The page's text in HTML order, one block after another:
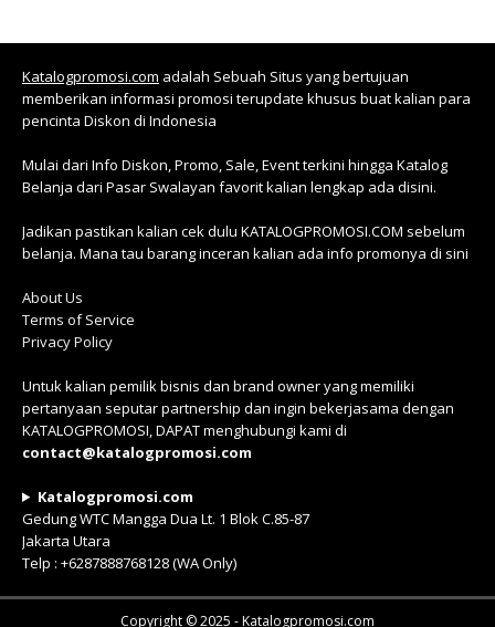
Katalogpromosi.com adalah Sebuah Situs yang bertujuan
memberikan informasi promosi terupdate khusus buat kalian para
pencinta Diskon di Indonesia
Mulai dari Info Diskon, Promo, Sale, Event terkini hingga Katalog
Belanja dari Pasar Swalayan favorit kalian lengkap ada disini.
Jadikan pastikan kalian cek dulu KATALOGPROMOSI.COM sebelum
belanja. Mana tau barang inceran kalian ada info promonya di sini
About Us
Terms of Service
Privacy Policy
Untuk kalian pemilik bisnis dan brand owner yang memiliki
pertanyaan seputar partnership dan ingin bekerjasama dengan
KATALOGPROMOSI, DAPAT menghubungi kami di
contact@katalogpromosi.com
Katalogpromosi.com
Gedung WTC Mangga Dua Lt. 1 Blok C.85-87
Jakarta Utara
Telp : +6287888768128 (WA Only)
Copyright © 2025 - Katalogpromosi.com